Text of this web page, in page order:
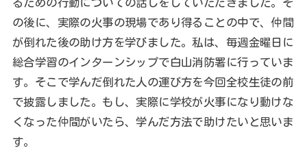
るための行動についての話しをしていただきました。そ
の後に、実際の火事の現場であり得ることの中で、仲間
が倒れた後の助け方を学びました。私は、毎週金曜日に
総合学習のインターンシップで白山消防署に行っていま
す。そこで学んだ倒れた人の運び方を今回全校生徒の前
で披露しました。もし、実際に学校が火事になり動けな
くなった仲間がいたら、学んだ方法で助けたいと思いま
す。